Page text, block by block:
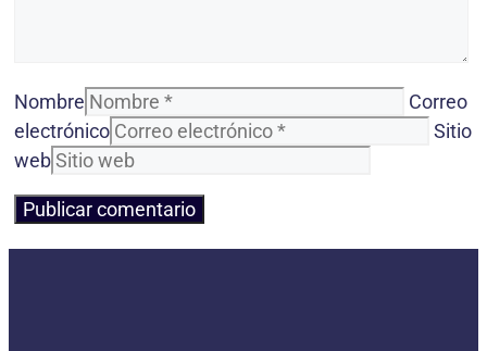
Nombre
Correo
electrónico
Sitio
web